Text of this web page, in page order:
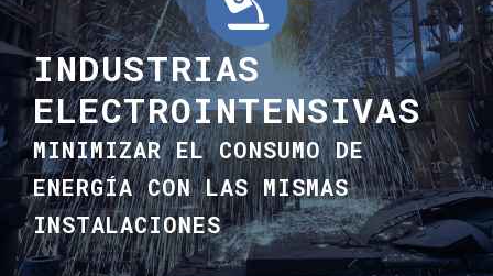
INDUSTRIAS
ELECTROINTENSIVAS
MINIMIZAR EL CONSUMO DE
ENERGÍA CON LAS MISMAS
INSTALACIONES